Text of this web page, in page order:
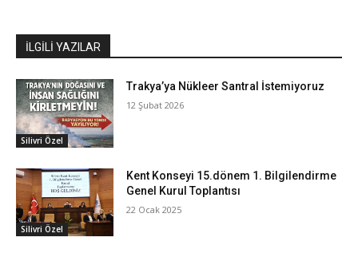
İLGİLİ YAZILAR
Silivri Özel
Trakya’ya Nükleer Santral İstemiyoruz
12 Şubat 2026
Silivri Özel
Kent Konseyi 15.dönem 1. Bilgilendirme
Genel Kurul Toplantısı
22 Ocak 2025